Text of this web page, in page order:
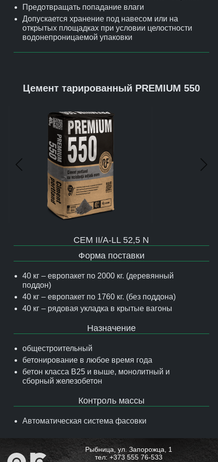
Предотвращать попадание влаги
Допускается хранение под навесом или на
открытых площадках при условии целостности
водонепроницаемой упаковки
Цемент тарированный PREMIUM 550
Предыдущий
CEM II/A-LL 52,5 N
Форма поставки
40 кг – европакет по 2000 кг. (деревянный
поддон)
40 кг – европакет по 1760 кг. (без поддона)
40 кг – рядовая укладка в крытые вагоны
Назначение
общестроительный
бетонирование в любое время года
бетон класса В25 и выше, монолитный и
сборный железобетон
Контроль массы
Автоматическая система фасовки
Рыбница, ул. Запорожца, 1
тел: +373 555 76-533